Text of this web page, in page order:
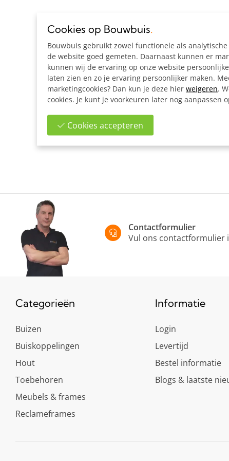
Contactformulier
Vul ons contactformulier
Categorieën
Buizen
Buiskoppelingen
Hout
Toebehoren
Meubels & frames
Reclameframes
Informatie
Login
Levertijd
Bestel informatie
Blogs & laatste
Cookies op Bouwbuis.
Bouwbuis gebruikt zowel functionele als
de website goed gemeten. Daarnaast kunnen er
kunnen wij de ervaring op onze website
laten zien en zo je ervaring persoonlijker maken.
marketingcookies? Dan kun je deze hier weigeren.
cookies. Je kunt je voorkeuren later nog aanpassen
Cookies accepteren